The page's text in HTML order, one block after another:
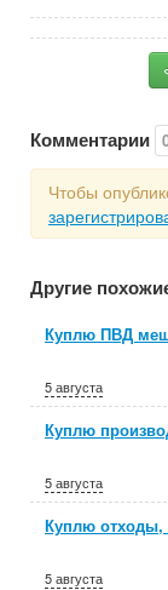
Комментарии
Чтобы
Другие
Куплю ПВД
5 августа
Куплю
5 августа
Куплю отходы,
5 августа